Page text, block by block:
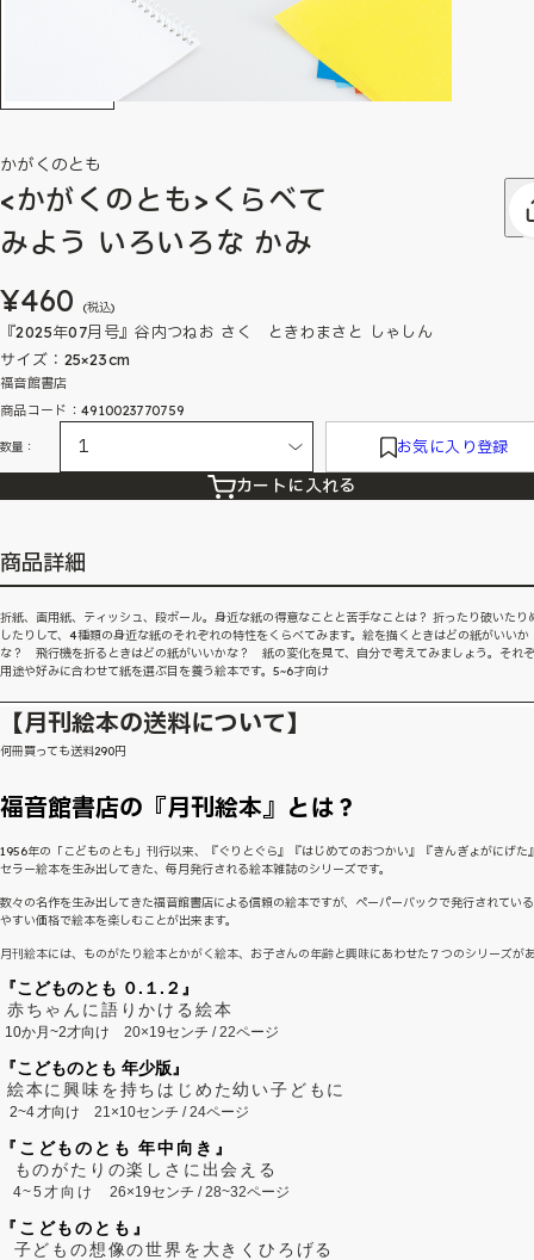
かがくのとも
<かがくのとも>くらべて
みよう いろいろな かみ
¥460 (税込)
『2025年07月号』谷内つねお さく ときわまさと しゃしん
サイズ：25×23cm
福音館書店
商品コード：4910023770759
数量： お気に入り登録
カートに入れる
商品詳細
折紙、画用紙、ティッシュ、段ボール。身近な紙の得意なことと苦手なことは？ 折ったり破いたり
したりして、4種類の身近な紙のそれぞれの特性をくらべてみます。絵を描くときはどの紙がいいか
な？ 飛行機を折るときはどの紙がいいかな？ 紙の変化を見て、自分で考えてみましょう。それ
用途や好みに合わせて紙を選ぶ目を養う絵本です。5~6才向け
【月刊絵本の送料について】
何冊買っても送料290円
福音館書店の『月刊絵本』とは？
1956年の「こどものとも」刊行以来、『ぐりとぐら』『はじめてのおつかい』『きんぎょがにげた
セラー絵本を生み出してきた、毎月発行される絵本雑誌のシリーズです。
数々の名作を生み出してきた福音館書店による信頼の絵本ですが、ペーパーバックで発行されてい
やすい価格で絵本を楽しむことが出来ます。
月刊絵本には、ものがたり絵本とかがく絵本、お子さんの年齢と興味にあわせた７つのシリーズが
『こどものとも ０.１.２』
赤ちゃんに語りかける絵本
10か月~2才向け 20×19センチ / 22ページ
『こどものとも 年少版』
絵本に興味を持ちはじめた幼い子どもに
2~4才向け 21×10センチ / 24ページ
『こどものとも 年中向き』
ものがたりの楽しさに出会える
4~5才向け26×19センチ / 28~32ページ
『こどものとも』
子どもの想像の世界を大きくひろげる